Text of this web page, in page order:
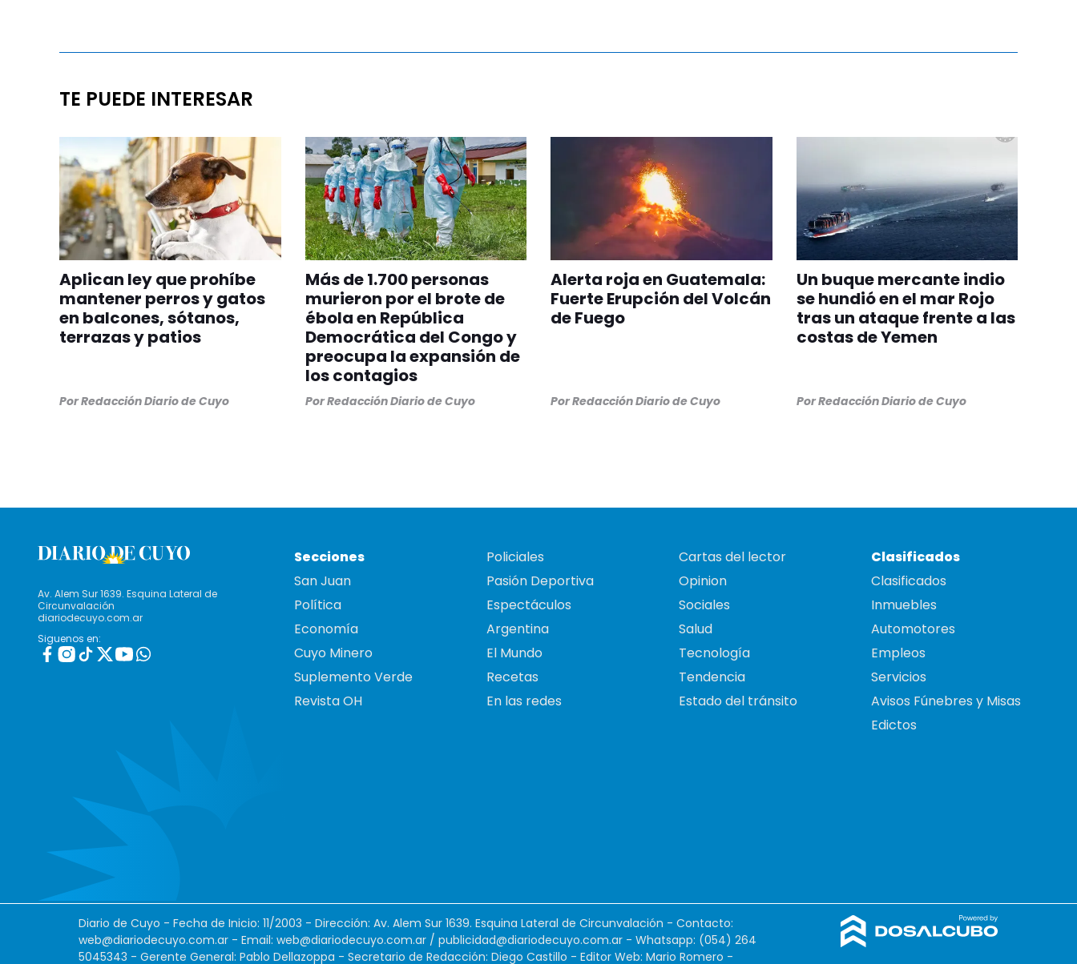
TE PUEDE INTERESAR
Aplican ley que prohíbe
mantener perros y gatos
en balcones, sótanos,
terrazas y patios
PorRedacción Diario de Cuyo
Más de 1.700 personas
murieron por el brote de
ébola en República
Democrática del Congo y
preocupa la expansión de
los contagios
PorRedacción Diario de Cuyo
Alerta roja en Guatemala:
Fuerte Erupción del Volcán
de Fuego
PorRedacción Diario de Cuyo
Un buque mercante indio
se hundió en el mar Rojo
tras un ataque frente a las
costas de Yemen
PorRedacción Diario de Cuyo
Av. Alem Sur 1639. Esquina Lateral de
Circunvalación
diariodecuyo.com.ar
Siguenos en:
Secciones
San Juan
Política
Economía
Cuyo Minero
Suplemento Verde
Revista OH
Policiales
Pasión Deportiva
Espectáculos
Argentina
El Mundo
Recetas
En las redes
Cartas del lector
Opinion
Sociales
Salud
Tecnología
Tendencia
Estado del tránsito
Clasificados
Clasificados
Inmuebles
Automotores
Empleos
Servicios
Avisos Fúnebres y Misas
Edictos
Diario de Cuyo - Fecha de Inicio: 11/2003 - Dirección: Av. Alem Sur 1639. Esquina Lateral de Circunvalación - Contacto:
web@diariodecuyo.com.ar - Email: web@diariodecuyo.com.ar / publicidad@diariodecuyo.com.ar - Whatsapp: (054) 264
5045343 - Gerente General: Pablo Dellazoppa - Secretario de Redacción: Diego Castillo - Editor Web: Mario Romero -